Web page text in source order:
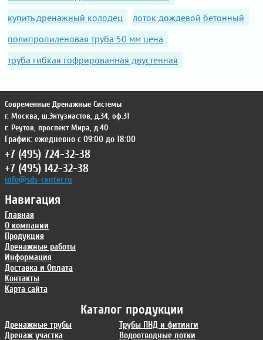
купить дренажный колодец
лоток дождевой бетонный
полипропиленовая труба 50 мм цена
труба гибкая гофрированная двустенная
Каталог продукции
Дренажные трубы
Дренаж участка
Трубы ПНД и фитинги
Водоотводные лотки
Навигация
Главная
О компании
Продукция
Дренажные работы
Информация
Доставка и Оплата
Контакты
Карта сайта
Современные Дренажные Системы
г. Москва, ш.Энтузиастов, д.34, оф.31
г. Реутов, проспект Мира, д.40
График: ежедневно с 09:00 до 18:00
+7 (495) 724-32-38
+7 (495) 142-32-38
info@sds-center.ru